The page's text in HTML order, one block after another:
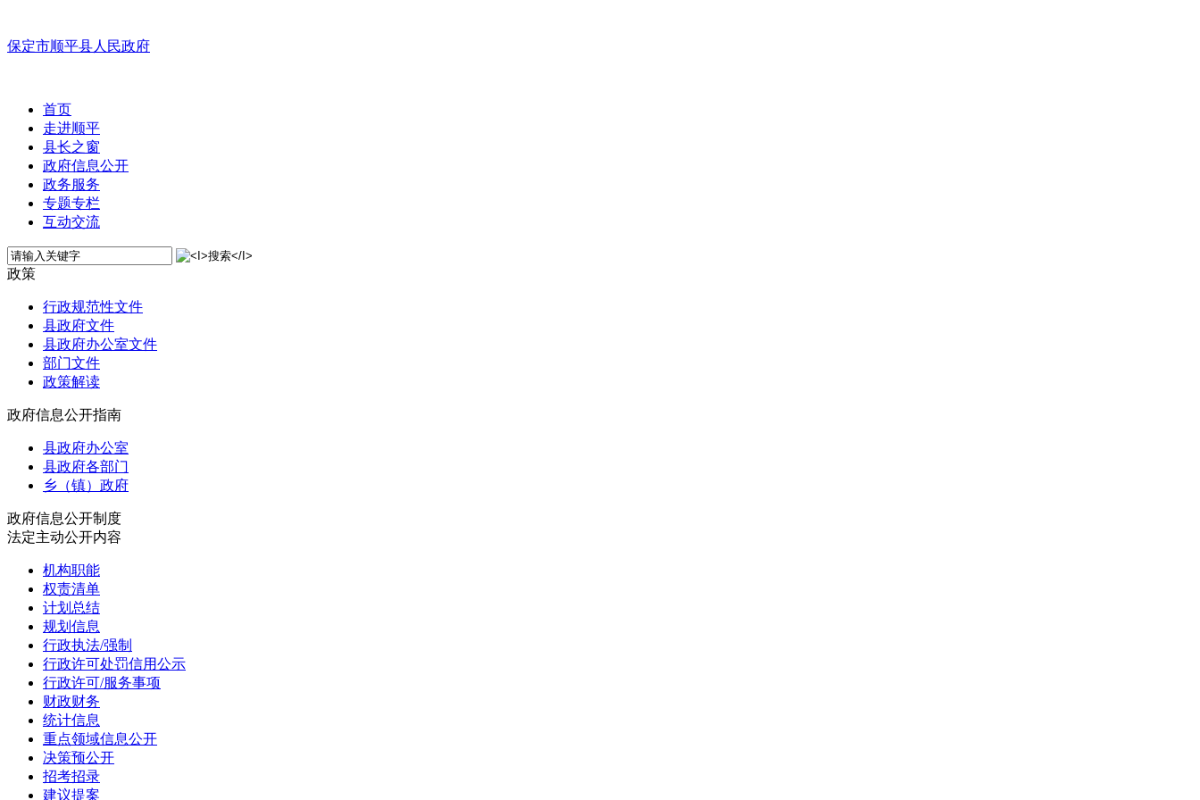
保定市顺平县人民政府
首页
走进顺平
县长之窗
政府信息公开
政务服务
专题专栏
互动交流
政策
行政规范性文件
县政府文件
县政府办公室文件
部门文件
政策解读
政府信息公开指南
县政府办公室
县政府各部门
乡（镇）政府
政府信息公开制度
法定主动公开内容
机构职能
权责清单
计划总结
规划信息
行政执法/强制
行政许可处罚信用公示
行政许可/服务事项
财政财务
统计信息
重点领域信息公开
决策预公开
招考招录
建议提案